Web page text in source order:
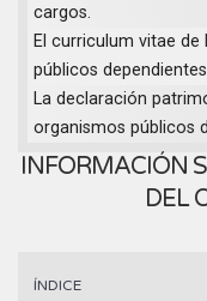
cargos.
El curriculum vitae
públicos
La declaración
organismos públicos
INFORMACIÓN
DEL
ÍNDICE